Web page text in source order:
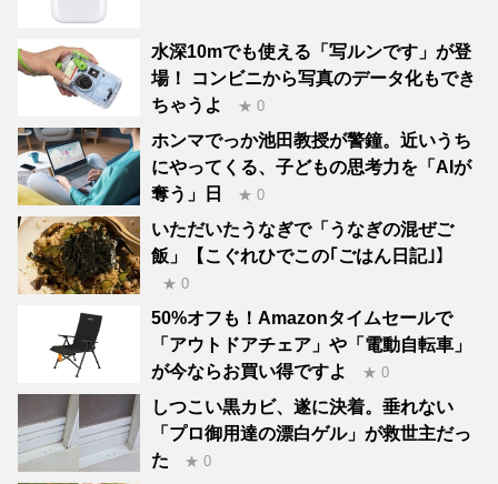
水深10mでも使える「写ルンです」が登
場！ コンビニから写真のデータ化もでき
ちゃうよ
★ 0
ホンマでっか池田教授が警鐘。近いうち
にやってくる、子どもの思考力を「AIが
奪う」日
★ 0
いただいたうなぎで「うなぎの混ぜご
飯」【こぐれひでこの｢ごはん日記｣】
★ 0
50%オフも！Amazonタイムセールで
「アウトドアチェア」や「電動自転車」
が今ならお買い得ですよ
★ 0
しつこい黒カビ、遂に決着。垂れない
「プロ御用達の漂白ゲル」が救世主だっ
た
★ 0